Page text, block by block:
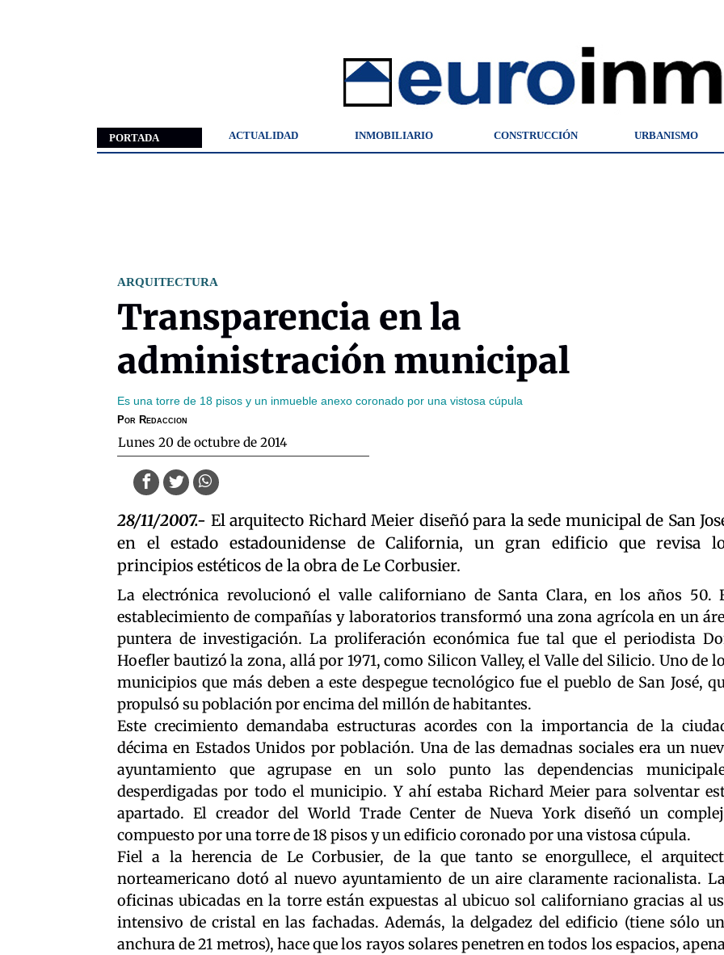
PORTADA ACTUALIDAD INMOBILIARIO CONSTRUCCIÓN URBANISMO
ARQUITECTURA
Transparencia en la
administración municipal
Es una torre de 18 pisos y un inmueble anexo coronado por una vistosa cúpula
Por Redaccion
lunes 20 de octubre de 2014
28/11/2007.- El arquitecto Richard Meier diseñó para la sede municipal de San
en el estado estadounidense de California, un gran edificio que revisa
principios estéticos de la obra de Le Corbusier.
La electrónica revolucionó el valle californiano de Santa Clara, en los años 50.
establecimiento de compañías y laboratorios transformó una zona agrícola en un
puntera de investigación. La proliferación económica fue tal que el periodista
Hoefler bautizó la zona, allá por 1971, como Silicon Valley, el Valle del Silicio. Uno de
municipios que más deben a este despegue tecnológico fue el pueblo de San José,
propulsó su población por encima del millón de habitantes.
Este crecimiento demandaba estructuras acordes con la importancia de la
décima en Estados Unidos por población. Una de las demadnas sociales era un
ayuntamiento que agrupase en un solo punto las dependencias
desperdigadas por todo el municipio. Y ahí estaba Richard Meier para solventar
apartado. El creador del World Trade Center de Nueva York diseñó un
compuesto por una torre de 18 pisos y un edificio coronado por una vistosa cúpula.
Fiel a la herencia de Le Corbusier, de la que tanto se enorgullece, el
norteamericano dotó al nuevo ayuntamiento de un aire claramente racionalista.
oficinas ubicadas en la torre están expuestas al ubicuo sol californiano gracias al
intensivo de cristal en las fachadas. Además, la delgadez del edificio (tiene sólo
anchura de 21 metros), hace que los rayos solares penetren en todos los espacios,